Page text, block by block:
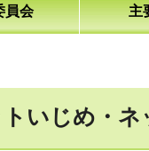
員会 主
いじめ・ネ